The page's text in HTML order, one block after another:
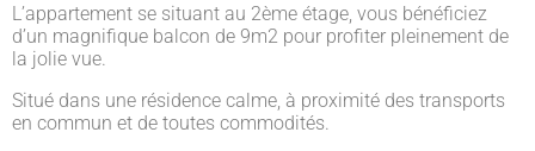
L’appartement se situant au 2ème étage, vous bénéficiez
d’un magnifique balcon de 9m2 pour profiter pleinement de
la jolie vue.
Situé dans une résidence calme, à proximité des transports
en commun et de toutes commodités.